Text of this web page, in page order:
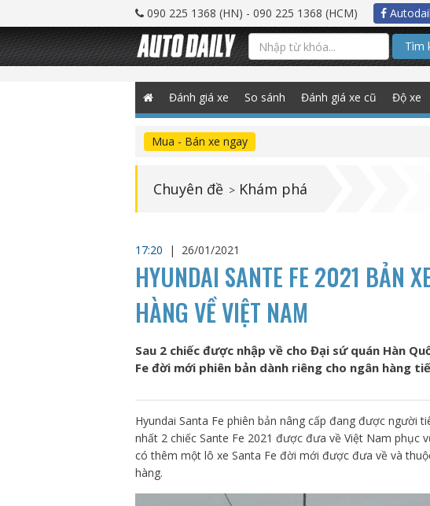
090 225 1368 (HN) - 090 225 1368 (HCM)
Tìm
Đánh giá xe So sánh Đánh giá xe cũ Độ xe
Mua - Bán xe ngay
Chuyên đề > Khám phá
17:20
| 26/01/2021
HYUNDAI SANTE FE 2021 BẢN
HÀNG VỀ VIỆT NAM
Sau 2 chiếc được nhập về cho Đại sứ quán Hàn
Fe đời mới phiên bản dành riêng cho ngân hàng
Hyundai Santa Fe phiên bản nâng cấp đang được người
nhất 2 chiếc Sante Fe 2021 được đưa về Việt Nam phục
có thêm một lô xe Santa Fe đời mới được đưa về và
hàng.